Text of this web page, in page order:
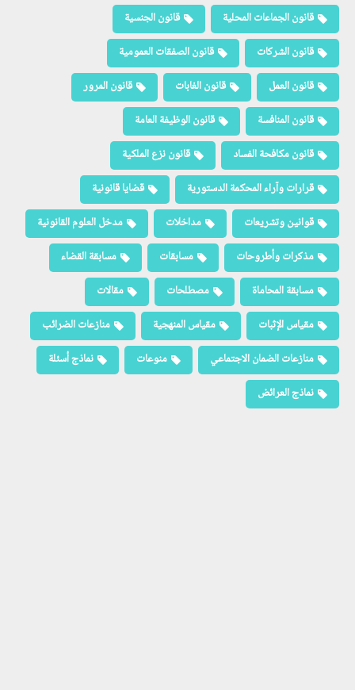
قانون الجماعات المحلية
قانون الجنسية
قانون الشركات
قانون الصفقات العمومية
قانون العمل
قانون الغابات
قانون المرور
قانون المنافسة
قانون الوظيفة العامة
قانون مكافحة الفساد
قانون نزع الملكية
قرارات وآراء المحكمة الدستورية
قضايا قانونية
قوانين وتشريعات
مداخلات
مدخل العلوم القانونية
مذكرات وأطروحات
مسابقات
مسابقة القضاء
مسابقة المحاماة
مصطلحات
مقالات
مقياس الإثبات
مقياس المنهجية
منازعات الضرائب
منازعات الضمان الاجتماعي
منوعات
نماذج أسئلة
نماذج العرائض